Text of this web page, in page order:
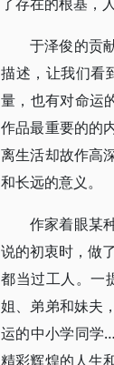
于泽俊的贡
描述，让我们看
量，也有对命运
作品最重要的的
离生活却故作高
和长远的意义。
作家着眼某
说的初衷时，做
都当过工人。一
姐、弟弟和妹夫
运的中小学同学
精彩辉煌的人生